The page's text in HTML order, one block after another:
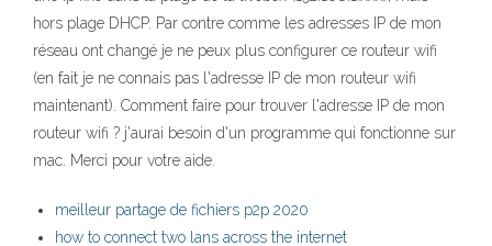
hors plage DHCP. Par contre comme les adresses IP de mon
réseau ont changé je ne peux plus configurer ce routeur wifi
(en fait je ne connais pas l'adresse IP de mon routeur wifi
maintenant). Comment faire pour trouver l'adresse IP de mon
routeur wifi ? j'aurai besoin d'un programme qui fonctionne sur
mac. Merci pour votre aide.
meilleur partage de fichiers p2p 2020
how to connect two lans across the internet